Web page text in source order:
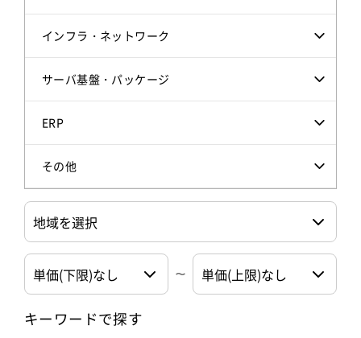
インフラ・ネットワーク
サーバ基盤・パッケージ
ERP
その他
キーワードで探す